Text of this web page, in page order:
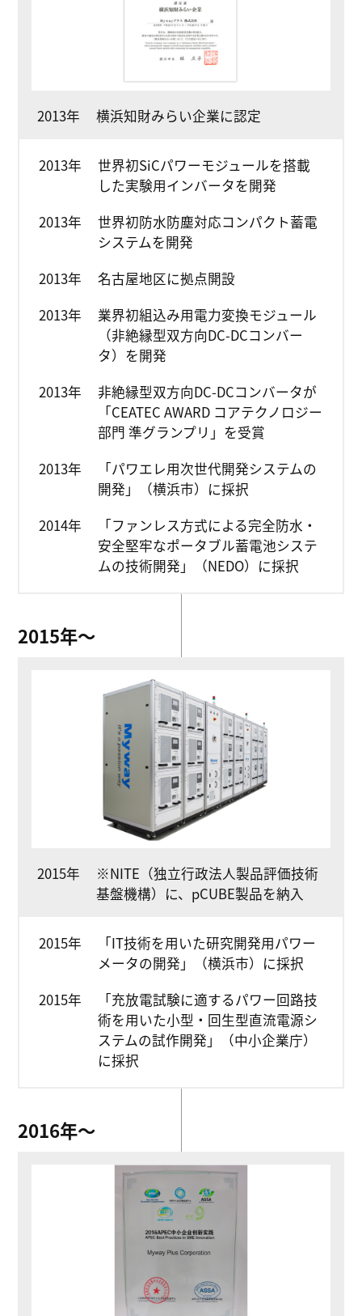
2013年 横浜知財みらい企業に認定
2013年
世界初SiCパワーモジュールを搭載
した実験用インバータを開発
2013年
世界初防水防塵対応コンパクト蓄電
システムを開発
2013年
名古屋地区に拠点開設
2013年
業界初組込み用電力変換モジュール
（非絶縁型双方向DC-DCコンバー
タ）を開発
2013年
非絶縁型双方向DC-DCコンバータが
「CEATEC AWARD コアテクノロジー
部門 準グランプリ」を受賞
2013年
「パワエレ用次世代開発システムの
開発」（横浜市）に採択
2014年
「ファンレス方式による完全防水・
安全堅牢なポータブル蓄電池システ
ムの技術開発」（NEDO）に採択
2015年〜
2015年
※NITE（独立行政法人製品評価技術
基盤機構）に、pCUBE製品を納入
2015年
「IT技術を用いた研究開発用パワー
メータの開発」（横浜市）に採択
2015年
「充放電試験に適するパワー回路技
術を用いた小型・回生型直流電源シ
ステムの試作開発」（中小企業庁）
に採択
2016年〜